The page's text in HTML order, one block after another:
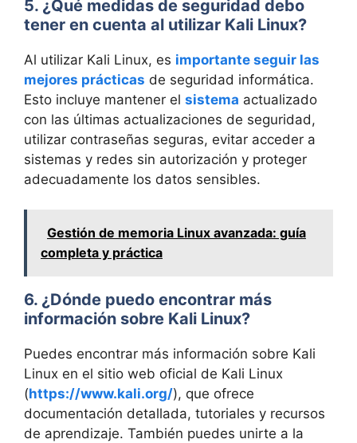
5. ¿Qué medidas de seguridad debo
tener en cuenta al utilizar Kali Linux?
Al utilizar Kali Linux, es importante seguir las
mejores prácticas de seguridad informática.
Esto incluye mantener el sistema actualizado
con las últimas actualizaciones de seguridad,
utilizar contraseñas seguras, evitar acceder a
sistemas y redes sin autorización y proteger
adecuadamente los datos sensibles.
Gestión de memoria Linux avanzada: guía
completa y práctica
6. ¿Dónde puedo encontrar más
información sobre Kali Linux?
Puedes encontrar más información sobre Kali
Linux en el sitio web oficial de Kali Linux
(https://www.kali.org/), que ofrece
documentación detallada, tutoriales y recursos
de aprendizaje. También puedes unirte a la